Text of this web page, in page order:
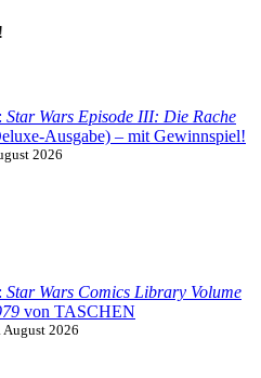
Star Wars Episode III: Die Rache
Ausgabe) – mit Gewinnspiel!
2026
Star Wars Comics Library Volume
von TASCHEN
2026